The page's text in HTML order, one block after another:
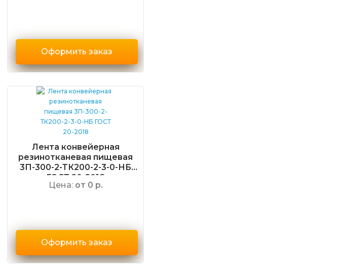
Оформить заказ
Лента конвейерная
резинотканевая пищевая
3П-300-2-ТК200-2-3-0-НБ
ГОСТ 20-2018
Цена: от 0 р.
Оформить заказ